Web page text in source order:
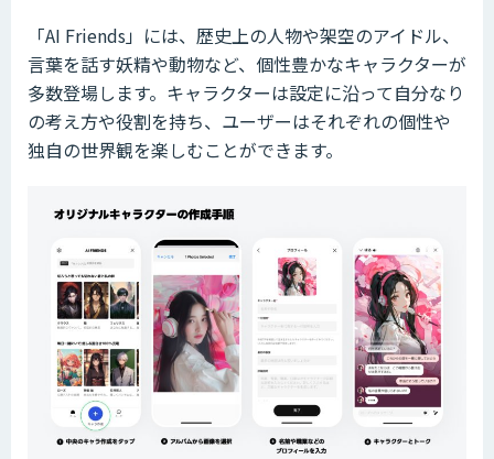
「AI Friends」には、歴史上の人物や架空のアイドル、
言葉を話す妖精や動物など、個性豊かなキャラクターが
多数登場します。キャラクターは設定に沿って自分なり
の考え方や役割を持ち、ユーザーはそれぞれの個性や
独自の世界観を楽しむことができます。